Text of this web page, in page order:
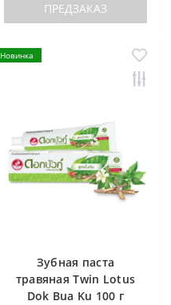
ПРЕДЗАКАЗ
Новинка
Зубная паста
травяная Twin Lotus
Dok Bua Ku 100 г